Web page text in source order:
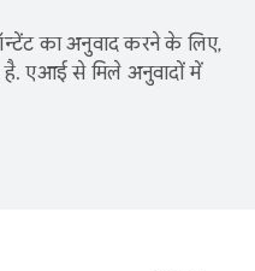
का अनुवाद करने के लिए,
एआई से मिले अनुवादों में